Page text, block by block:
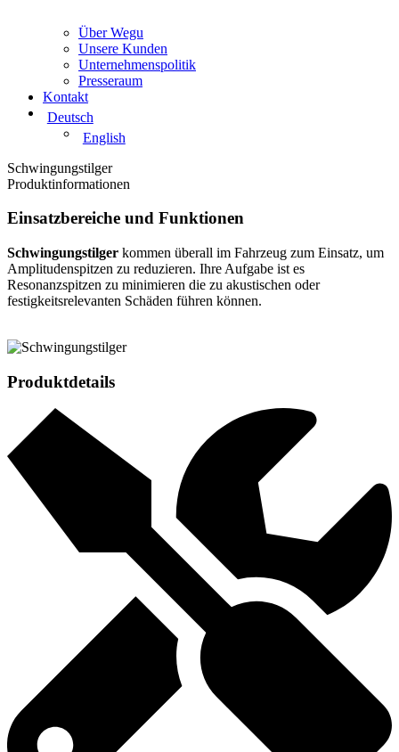
Über Wegu
Unsere Kunden
Unternehmenspolitik
Presseraum
Kontakt
Deutsch
English
Schwingungstilger​
Produktinformationen​
Einsatzbereiche und Funktionen
Schwingungstilger kommen überall im Fahrzeug zum Einsatz, um
Amplitudenspitzen zu reduzieren. Ihre Aufgabe ist es
Resonanzspitzen zu minimieren die zu akustischen oder
festigkeitsrelevanten Schäden führen können.
Produktdetails